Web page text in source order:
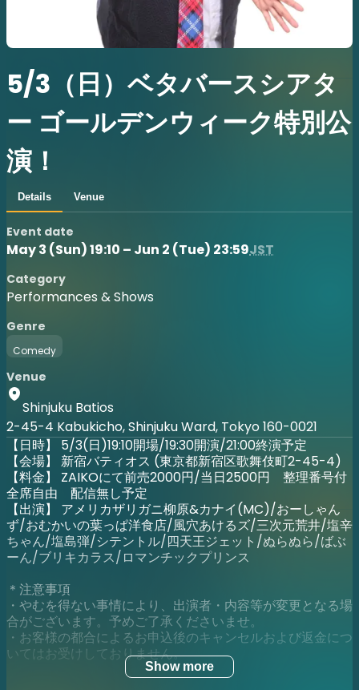
5/3（日）ベタバースシアタ
ー ゴールデンウィーク特別公
演！
Details Venue
Event date
May 3 (Sun) 19:10 – Jun 2 (Tue) 23:59JST
Category
Performances & Shows
Genre
Comedy
Venue
Shinjuku Batios
2-45-4 Kabukicho, Shinjuku Ward, Tokyo 160-0021
【日時】 5/3(日)19:10開場/19:30開演/21:00終演予定
【会場】 新宿バティオス (東京都新宿区歌舞伎町2-45-4)
【料金】 ZAIKOにて前売2000円/当日2500円 整理番号付
全席自由 配信無し予定
【出演】 アメリカザリガニ柳原&カナイ(MC)/おーしゃん
ず/おむかいの葉っぱ洋食店/風穴あけるズ/三次元荒井/塩辛
ちゃん/塩島弾/シテントル/四天王ジェット/ぬらぬら/ばぶ
ーん/ブリキカラス/ロマンチックプリンス
＊注意事項
・やむを得ない事情により、出演者・内容等が変更となる場
合がございます。予めご了承くださいませ。
・お客様の都合によるお申込後のキャンセルおよび返金につ
いてはお受けしておりません。
Show more